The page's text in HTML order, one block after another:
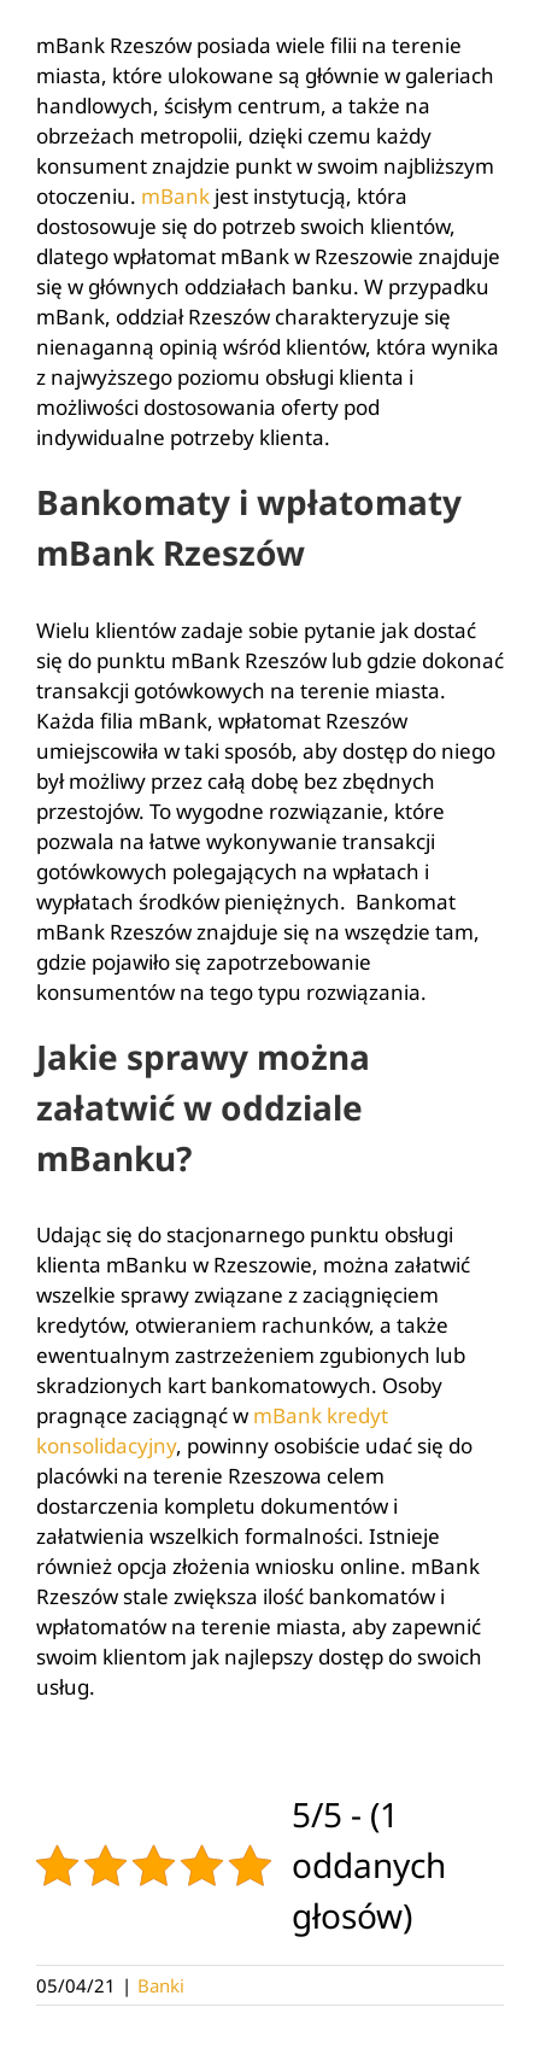
mBank Rzeszów posiada wiele filii na terenie
miasta, które ulokowane są głównie w galeriach
handlowych, ścisłym centrum, a także na
obrzeżach metropolii, dzięki czemu każdy
konsument znajdzie punkt w swoim najbliższym
otoczeniu. mBank jest instytucją, która
dostosowuje się do potrzeb swoich klientów,
dlatego wpłatomat mBank w Rzeszowie znajduje
się w głównych oddziałach banku. W przypadku
mBank, oddział Rzeszów charakteryzuje się
nienaganną opinią wśród klientów, która wynika
z najwyższego poziomu obsługi klienta i
możliwości dostosowania oferty pod
indywidualne potrzeby klienta.
Bankomaty i wpłatomaty
mBank Rzeszów
Wielu klientów zadaje sobie pytanie jak dostać
się do punktu mBank Rzeszów lub gdzie dokonać
transakcji gotówkowych na terenie miasta.
Każda filia mBank, wpłatomat Rzeszów
umiejscowiła w taki sposób, aby dostęp do niego
był możliwy przez całą dobę bez zbędnych
przestojów. To wygodne rozwiązanie, które
pozwala na łatwe wykonywanie transakcji
gotówkowych polegających na wpłatach i
wypłatach środków pieniężnych. Bankomat
mBank Rzeszów znajduje się na wszędzie tam,
gdzie pojawiło się zapotrzebowanie
konsumentów na tego typu rozwiązania.
Jakie sprawy można
załatwić w oddziale
mBanku?
Udając się do stacjonarnego punktu obsługi
klienta mBanku w Rzeszowie, można załatwić
wszelkie sprawy związane z zaciągnięciem
kredytów, otwieraniem rachunków, a także
ewentualnym zastrzeżeniem zgubionych lub
skradzionych kart bankomatowych. Osoby
pragnące zaciągnąć w mBank kredyt
konsolidacyjny, powinny osobiście udać się do
placówki na terenie Rzeszowa celem
dostarczenia kompletu dokumentów i
załatwienia wszelkich formalności. Istnieje
również opcja złożenia wniosku online. mBank
Rzeszów stale zwiększa ilość bankomatów i
wpłatomatów na terenie miasta, aby zapewnić
swoim klientom jak najlepszy dostęp do swoich
usług.
5/5 - (1
oddanych
głosów)
05/04/21 | Banki